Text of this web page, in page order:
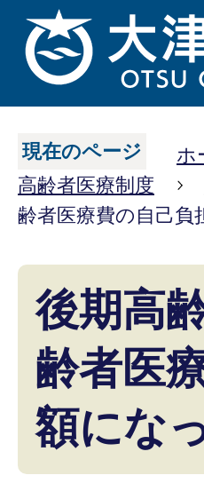
現在のページ ホ
高齢者医療制度
齢者医療費の自己負
後期高
齢者医
額にな